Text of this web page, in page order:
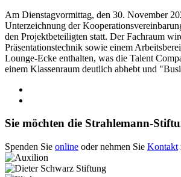
Am Dienstagvormittag, den 30. November
Unterzeichnung der
den Projektbeteiligten statt. Der Fachraum
Präsentationstechnik sowie einem
Lounge-Ecke enthalten, was die Talent
einem Klassenraum deutlich abhebt und
Sie möchten die Strahlemann-
Spenden Sie online oder nehmen Sie Kontakt